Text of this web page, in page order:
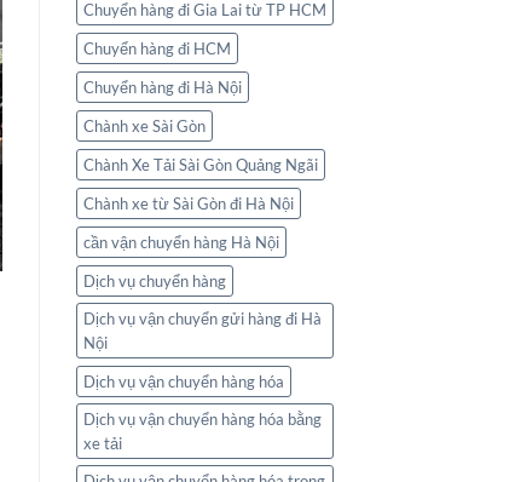
Chuyển hàng đi Gia Lai từ TP HCM
Chuyển hàng đi HCM
Chuyển hàng đi Hà Nội
Chành xe Sài Gòn
Chành Xe Tải Sài Gòn Quảng Ngãi
Chành xe từ Sài Gòn đi Hà Nội
cần vận chuyển hàng Hà Nội
Dịch vụ chuyển hàng
Dịch vụ vận chuyển gửi hàng đi Hà
Nội
Dịch vụ vận chuyển hàng hóa
Dịch vụ vận chuyển hàng hóa bằng
xe tải